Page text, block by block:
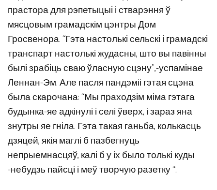
прастора для рэпетыцыі і стварэння ў
мясцовым грамадскім цэнтры Дом
Гросвенора. “Гэта настолькі сельскі і грамадскі
транспарт настолькі жудасны, што вы павінны
былі зрабіць сваю ўласную сцэну”,-успамінае
Леннан-Эм. Але пасля пандэміі гэтая сцэна
была скарочана: “Мы праходзім міма гэтага
будынка-яе адкінулі і селі ўверх, і зараз яна
знутры яе гніла. Гэта такая ганьба, колькасць
дзяцей, якія маглі б пазбегнуць
непрыемнасцяў, калі б у іх было толькі куды
-небудзь пайсці і меў творчую разетку “.